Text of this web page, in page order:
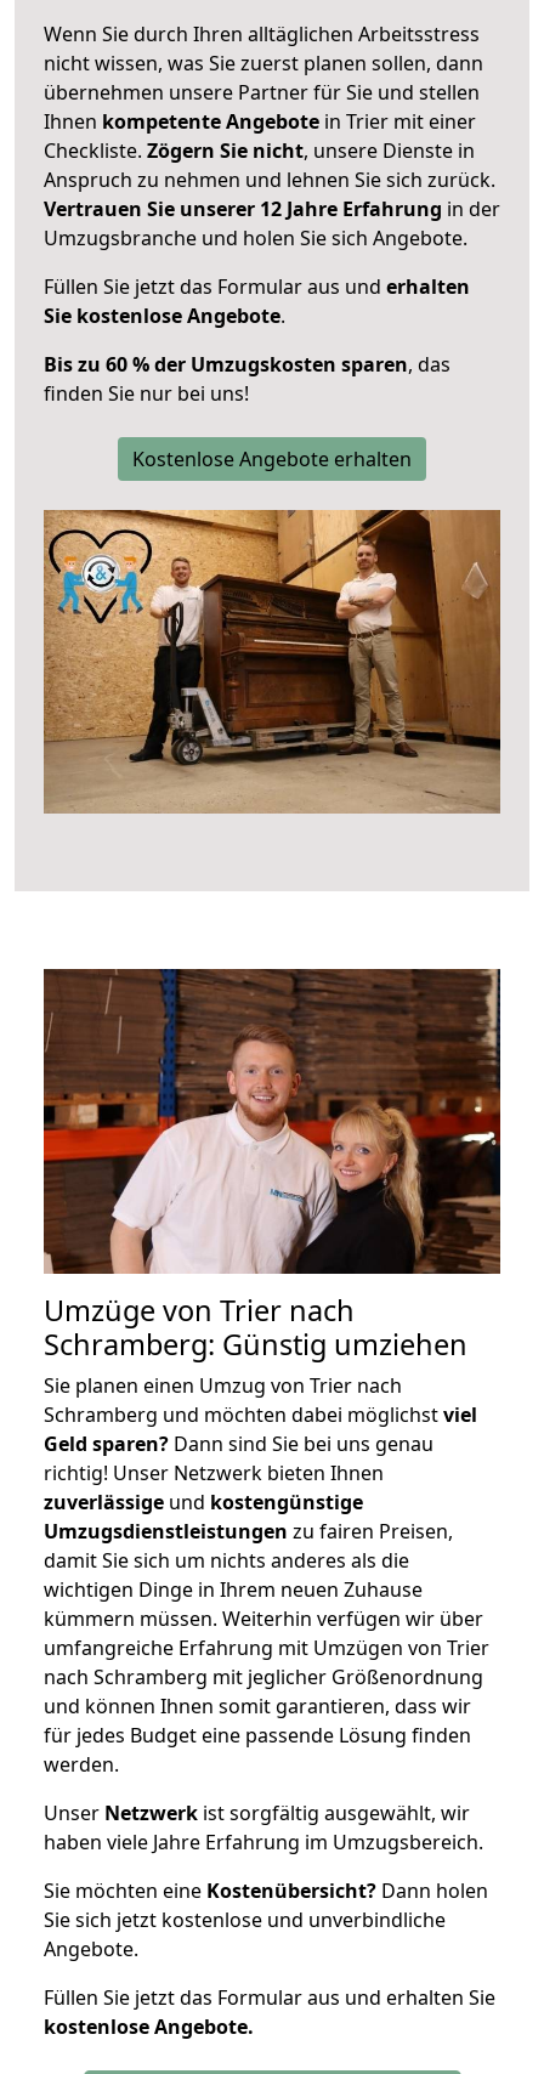
Wenn Sie durch Ihren alltäglichen Arbeitsstress
nicht wissen, was Sie zuerst planen sollen, dann
übernehmen unsere Partner für Sie und stellen
Ihnen kompetente Angebote in Trier mit einer
Checkliste. Zögern Sie nicht, unsere Dienste in
Anspruch zu nehmen und lehnen Sie sich zurück.
Vertrauen Sie unserer 12 Jahre Erfahrung in der
Umzugsbranche und holen Sie sich Angebote.
Füllen Sie jetzt das Formular aus und erhalten
Sie kostenlose Angebote.
Bis zu 60 % der Umzugskosten sparen, das
finden Sie nur bei uns!
Kostenlose Angebote erhalten
Umzüge von Trier nach
Schramberg: Günstig umziehen
Sie planen einen Umzug von Trier nach
Schramberg und möchten dabei möglichstviel
Geld sparen? Dann sind Sie bei uns genau
richtig! Unser Netzwerk bieten Ihnen
zuverlässige und kostengünstige
Umzugsdienstleistungen zu fairen Preisen,
damit Sie sich um nichts anderes als die
wichtigen Dinge in Ihrem neuen Zuhause
kümmern müssen. Weiterhin verfügen wir über
umfangreiche Erfahrung mit Umzügen von Trier
nach Schramberg mit jeglicher Größenordnung
und können Ihnen somit garantieren, dass wir
für jedes Budget eine passende Lösung finden
werden.
Unser Netzwerk ist sorgfältig ausgewählt, wir
haben viele Jahre Erfahrung im Umzugsbereich.
Sie möchten eine Kostenübersicht? Dann holen
Sie sich jetzt kostenlose und unverbindliche
Angebote.
Füllen Sie jetzt das Formular aus und erhalten Sie
kostenloseAngebote.